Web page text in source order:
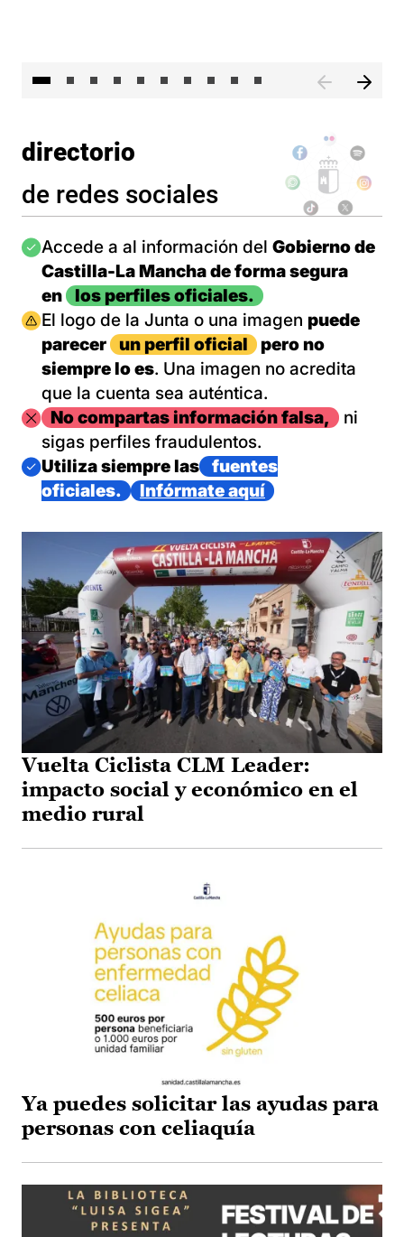
directorio
de redes sociales
Imagen
Accede a al información del Gobierno de
Castilla-La Mancha de forma segura
en
los perfiles oficiales.
Imagen
El logo de la Junta o una imagen puede
parecer
un perfil oficial
pero no
siempre lo es. Una imagen no acredita
que la cuenta sea auténtica.
ImagenNo compartas información falsa,
ni
sigas perfiles fraudulentos.
Imagen
Utiliza siempre las
fuentes
oficiales.
Infórmate aquí
Vuelta Ciclista CLM Leader:
impacto social y económico en el
medio rural
Ya puedes solicitar las ayudas para
personas con celiaquía